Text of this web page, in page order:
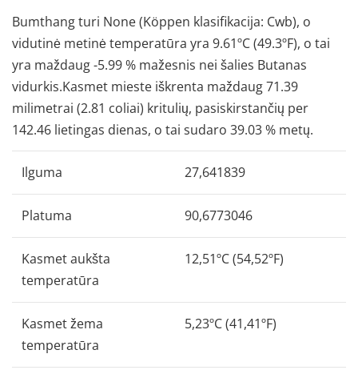
Bumthang turi None (Köppen klasifikacija: Cwb), o
vidutinė metinė temperatūra yra 9.61ºC (49.3ºF), o tai
yra maždaug -5.99 % mažesnis nei šalies Butanas
vidurkis.Kasmet mieste iškrenta maždaug 71.39
milimetrai (2.81 coliai) kritulių, pasiskirstančių per
142.46 lietingas dienas, o tai sudaro 39.03 % metų.
Ilguma 27,641839
Platuma 90,6773046
Kasmet aukšta
temperatūra
12,51ºC (54,52ºF)
Kasmet žema
temperatūra
5,23ºC (41,41ºF)